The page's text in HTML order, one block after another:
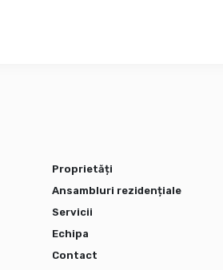
Proprietăți
Ansambluri rezidențiale
Servicii
Echipa
Contact